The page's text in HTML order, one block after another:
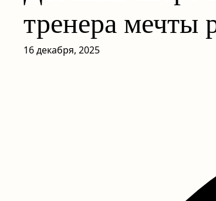
тренера мечты
16 декабря, 2025